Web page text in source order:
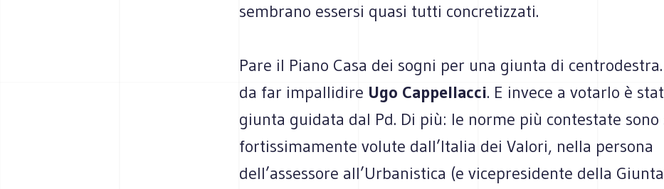
sembrano essersi quasi tutti concretizzati.
Pare il Piano Casa dei sogni per una giunta di centrodestra.
da far impallidire Ugo Cappellacci. E invece a votarlo è
giunta guidata dal Pd. Di più: le norme più contestate sono
fortissimamente volute dall’Italia dei Valori, nella persona
dell’assessore all’Urbanistica (e vicepresidente della